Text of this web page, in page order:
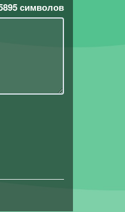
символов